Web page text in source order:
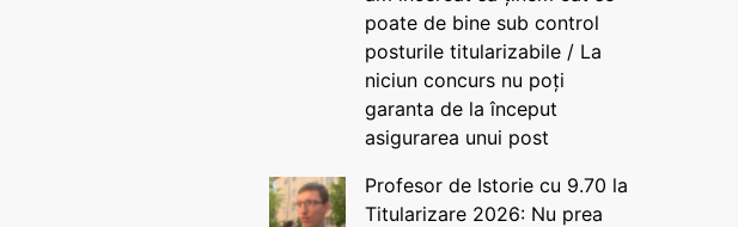
poate de bine sub control
posturile titularizabile / La
niciun concurs nu poți
garanta de la început
asigurarea unui post
Profesor de Istorie cu 9.70 la
Titularizare 2026: Nu prea